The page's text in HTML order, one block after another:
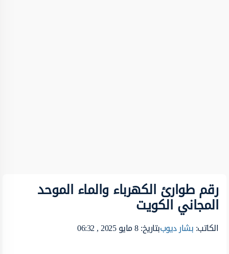
رقم طوارئ الكهرباء والماء الموحد
المجاني الكويت
الكاتب:بشار ديوببتاريخ: 8 مايو 2025 , 06:32